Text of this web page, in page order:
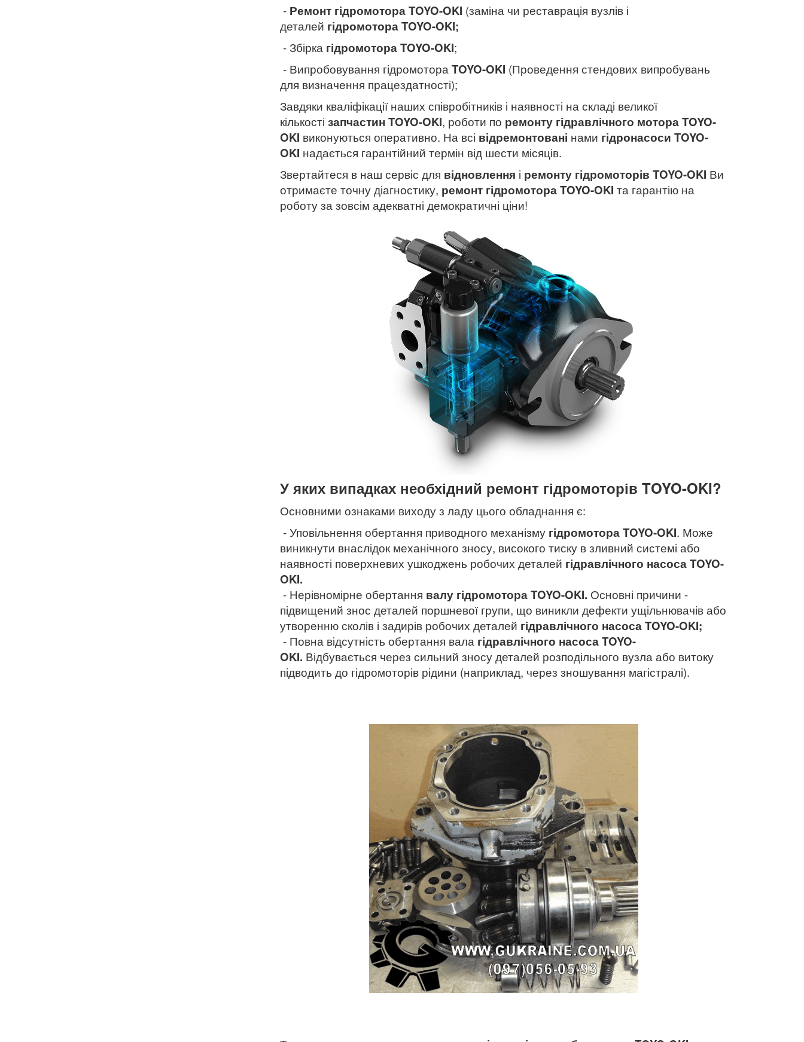
- Ремонт гідромотора TOYO-OKI (заміна чи реставрація вузлів і
деталей гідромотора TOYO-OKI;
- Збірка гідромотора TOYO-OKI;
- Випробовування гідромотораTOYO-OKI (Проведення стендових випробувань
для визначення працездатності);
Завдяки кваліфікації наших співробітників і наявності на складі великої
кількості запчастин TOYO-OKI, роботи по ремонту гідравлічного мотора TOYO-
OKI виконуються оперативно. На всі відремонтовані нами гідронасоси TOYO-
OKI надається гарантійний термін від шести місяців.
Звертайтеся в наш сервіс для відновлення і ремонту гідромоторів TOYO-OKI Ви
отримаєте точну діагностику, ремонт гідромотора TOYO-OKI та гарантію на
роботу за зовсім адекватні демократичні ціни!
У яких випадках необхідний ремонт гідромоторів TOYO-OKI?
Основними ознаками виходу з ладу цього обладнання є:
- Уповільнення обертання приводного механізму гідромотораTOYO-OKI. Може
виникнути внаслідок механічного зносу, високого тиску в зливний системі або
наявності поверхневих ушкоджень робочих деталей гідравлічного насоса TOYO-
OKI.
- Нерівномірне обертання валу гідромотора TOYO-OKI. Основні причини -
підвищений знос деталей поршневої групи, що виникли дефекти ущільнювачів або
утворенню сколів і задирів робочих деталей гідравлічного насосаTOYO-OKI;
- Повна відсутність обертання вала гідравлічного насосаTOYO-
OKI. Відбувається через сильний зносу деталей розподільного вузла або витоку
підводить до гідромоторів рідини (наприклад, через зношування магістралі).